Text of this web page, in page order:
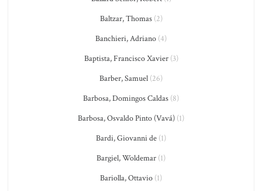
Baltzar, Thomas(2)
Banchieri, Adriano (4)
Baptista, Francisco Xavier(3)
Barber, Samuel (26)
Barbosa, Domingos Caldas (8)
Barbosa, Osvaldo Pinto (Vavá) (1)
Bardi, Giovanni de (1)
Bargiel, Woldemar (1)
Bariolla, Ottavio (1)